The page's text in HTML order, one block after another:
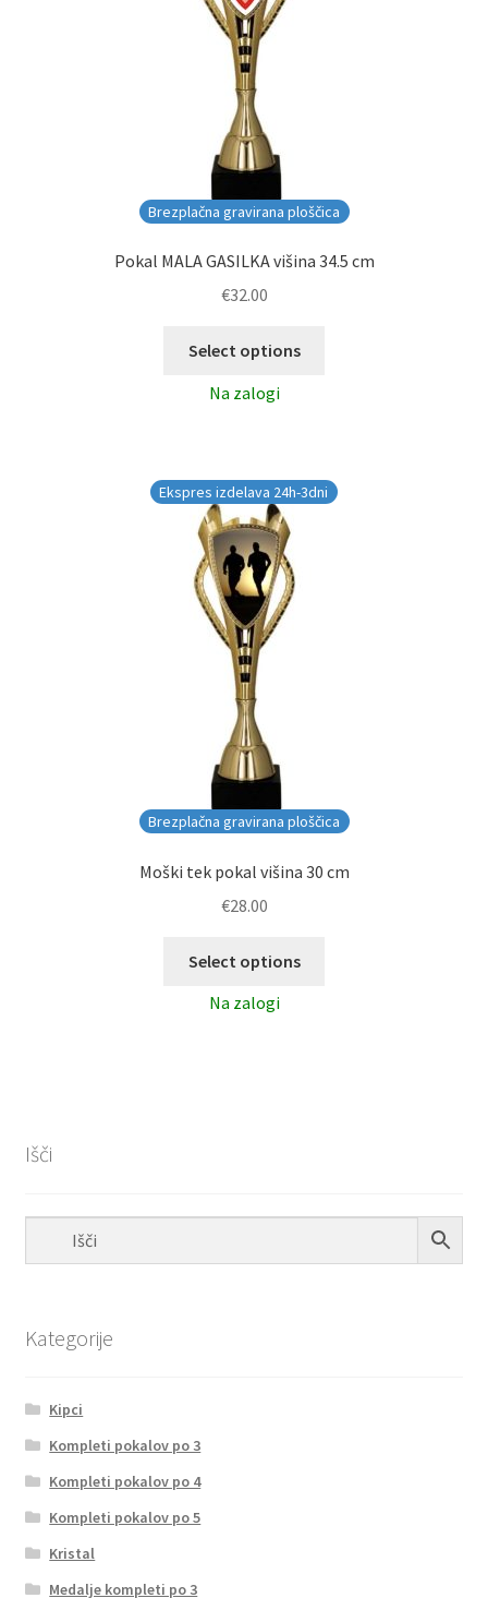
Brezplačna gravirana ploščica
Pokal MALA GASILKA višina 34.5 cm
€32.00
Select options
Na zalogi
Brezplačna gravirana ploščica
Ekspres izdelava 24h-3dni
Moški tek pokal višina 30 cm
€28.00
Select options
Na zalogi
Išči
Kategorije
Kipci
Kompleti pokalov po 3
Kompleti pokalov po 4
Kompleti pokalov po 5
Kristal
Medalje kompleti po 3